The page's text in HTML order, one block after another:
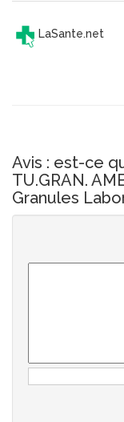
LaSante.net
Avis : est-ce
TU.GRAN.
Granules